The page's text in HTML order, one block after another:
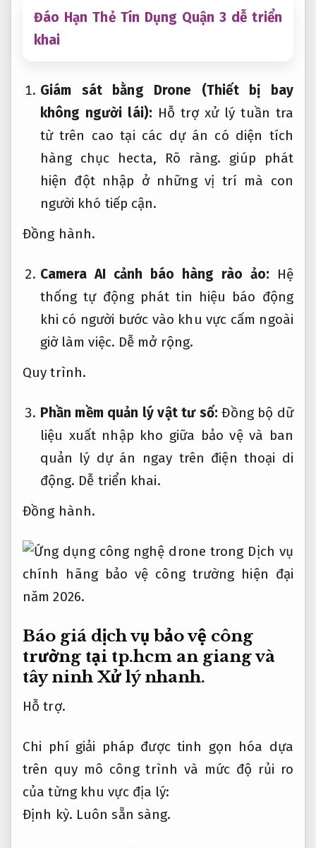
Đáo Hạn Thẻ Tín Dụng Quận 3 dễ triển
khai
Giám sát bằng Drone (Thiết bị bay
không người lái): Hỗ trợ xử lý tuần tra
từ trên cao tại các dự án có diện tích
hàng chục hecta, Rõ ràng. giúp phát
hiện đột nhập ở những vị trí mà con
người khó tiếp cận.
Đồng hành.
Camera AI cảnh báo hàng rào ảo: Hệ
thống tự động phát tin hiệu báo động
khi có người bước vào khu vực cấm ngoài
giờ làm việc. Dễ mở rộng.
Quy trình.
Phần mềm quản lý vật tư số: Đồng bộ dữ
liệu xuất nhập kho giữa bảo vệ và ban
quản lý dự án ngay trên điện thoại di
động. Dễ triển khai.
Đồng hành.
Báo giá dịch vụ bảo vệ công
trường tại tp.hcm an giang và
tây ninh Xử lý nhanh.
Hỗ trợ.
Chi phí giải pháp được tinh gọn hóa dựa
trên quy mô công trình và mức độ rủi ro
của từng khu vực địa lý:
Định kỳ. Luôn sẵn sàng.